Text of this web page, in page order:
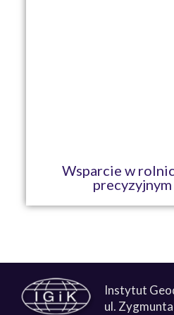
Wsparcie w
precyzyjnym
Instytut
ul.